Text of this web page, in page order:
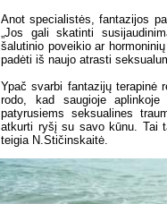
Anot specialistės, fantazijos
„Jos gali skatinti
šalutinio poveikio ar
padėti iš naujo atrasti
Ypač svarbi fantazijų terapinė
rodo, kad saugioje
patyrusiems seksualines
atkurti ryšį su savo kūnu. Tai
teigia N.Stičinskaitė.